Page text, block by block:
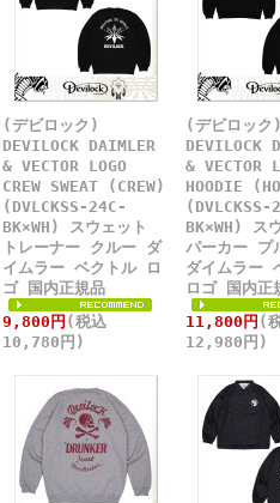
(デビロック)
DEVILOCK DAIMLER
& VECTOR LOGO
CREW SWEAT (CREW)
(DVLCKSS-24C-
BK×WH) スウェット
トレーナー クルー ダ
イムラー ベクトル ロ
ゴ 国内正規品
9,800円 (税込
10,780円)
(デビロック)
DEVILOCK
& VECTOR
HOODIE
(DVLCKSS-
BK×WH) ス
パーカー プ
ダイムラー
ロゴ 国内正
11,800円 (
12,980円)